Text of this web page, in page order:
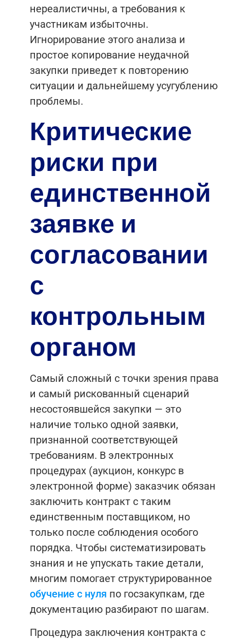
нереалистичны, а требования к
участникам избыточны.
Игнорирование этого анализа и
простое копирование неудачной
закупки приведет к повторению
ситуации и дальнейшему усугублению
проблемы.
Критические
риски при
единственной
заявке и
согласовании
с
контрольным
органом
Самый сложный с точки зрения права
и самый рискованный сценарий
несостоявшейся закупки — это
наличие только одной заявки,
признанной соответствующей
требованиям. В электронных
процедурах (аукцион, конкурс в
электронной форме) заказчик обязан
заключить контракт с таким
единственным поставщиком, но
только после соблюдения особого
порядка. Чтобы систематизировать
знания и не упускать такие детали,
многим помогает структурированное
обучение с нуля по госзакупкам, где
документацию разбирают по шагам.
Процедура заключения контракта с